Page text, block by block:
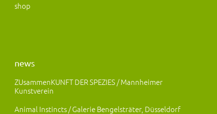
shop
news
ZUsammenKUNFT DER SPEZIES / Mannheimer
Kunstverein
Animal Instincts / Galerie Bengelsträter, Düsseldorf